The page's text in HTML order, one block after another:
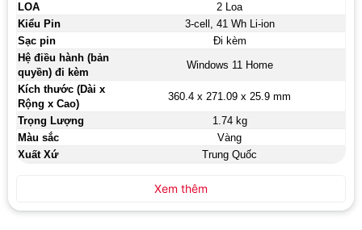
LOA
2 Loa
Kiểu Pin
3-cell, 41 Wh Li-ion
Sạc pin
Đi kèm
Hệ điều hành (bản
quyền) đi kèm
Windows 11 Home
Kích thước (Dài x
Rộng x Cao)
360.4 x 271.09 x 25.9 mm
Trọng Lượng
1.74 kg
Màu sắc
Vàng
Xuất Xứ
Trung Quốc
Xem thêm